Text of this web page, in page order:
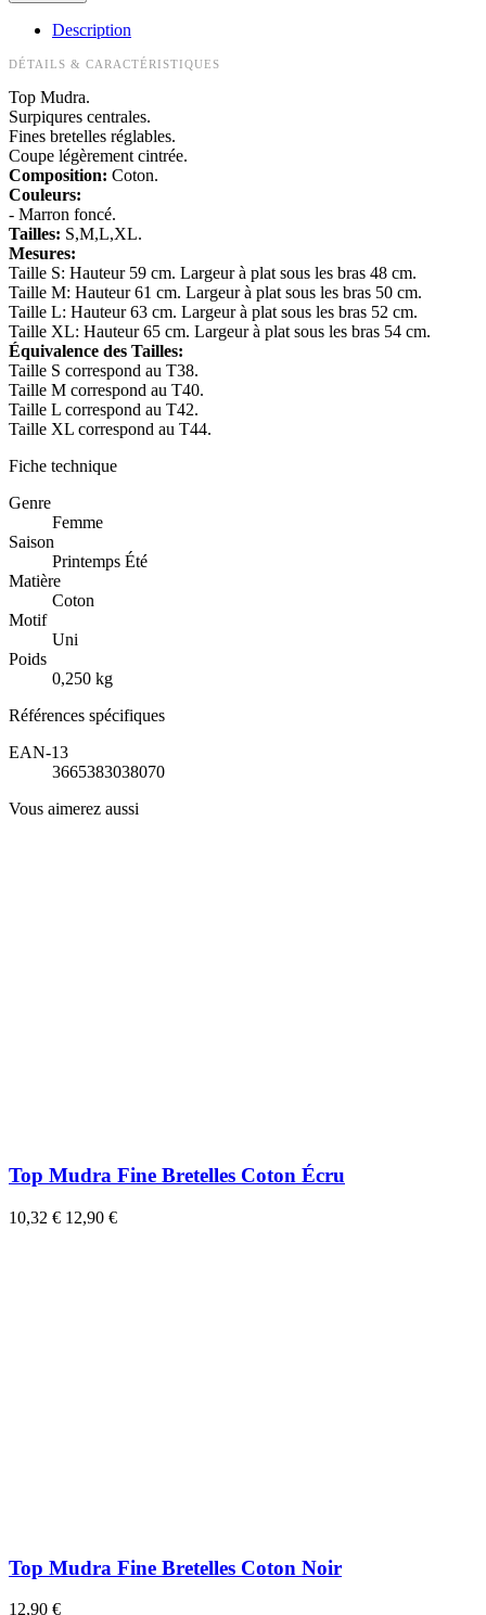
Description
DÉTAILS & CARACTÉRISTIQUES
Top Mudra.
Surpiqures centrales.
Fines bretelles réglables.
Coupe légèrement cintrée.
Composition: Coton.
Couleurs:
- Marron foncé.
Tailles: S,M,L,XL.
Mesures:
Taille S: Hauteur 59 cm. Largeur à plat sous les bras 48 cm.
Taille M: Hauteur 61 cm. Largeur à plat sous les bras 50 cm.
Taille L: Hauteur 63 cm. Largeur à plat sous les bras 52 cm.
Taille XL: Hauteur 65 cm. Largeur à plat sous les bras 54 cm.
Équivalence des Tailles:
Taille S correspond au T38.
Taille M correspond au T40.
Taille L correspond au T42.
Taille XL correspond au T44.
Fiche technique
Genre
Femme
Saison
Printemps Été
Matière
Coton
Motif
Uni
Poids
0,250 kg
Références spécifiques
EAN-13
3665383038070
Vous aimerez aussi
Top Mudra Fine Bretelles Coton Écru
10,32 € 12,90 €
Top Mudra Fine Bretelles Coton Noir
12,90 €